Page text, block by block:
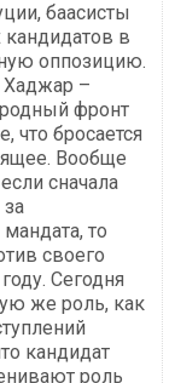
баасисты
в
оппозицию.
–
фронт
что бросается
Вообще
сначала
то
своего
Сегодня
же роль, как
кандидат
роль